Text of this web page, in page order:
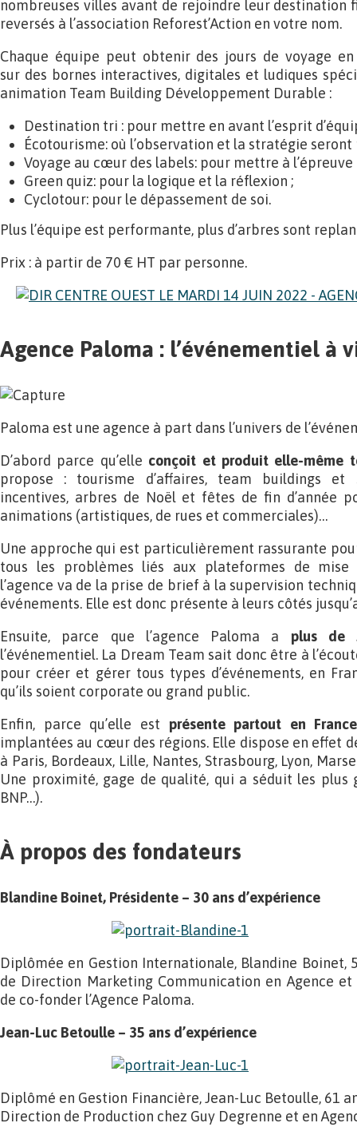
nombreuses villes avant de rejoindre leur destination
reversés à l’association Reforest’Action en votre nom.
Chaque équipe peut obtenir des jours de voyage
sur des bornes interactives, digitales et ludiques
animation Team Building Développement Durable :
Destination tri : pour mettre en avant l’esprit
Écotourisme: où l’observation et la stratégie seront
Voyage au cœur des labels: pour mettre à
Green quiz: pour la logique et la réflexion ;
Cyclotour: pour le dépassement de soi.
Plus l’équipe est performante, plus d’arbres sont
Prix : à partir de 70 € HT par personne.
Agence Paloma : l’événementiel à
Paloma est une agence à part dans l’univers de
D’abord parce qu’elle conçoit et produit elle-même
propose : tourisme d’affaires, team buildings et
incentives, arbres de Noël et fêtes de fin d’année
animations (artistiques, de rues et commerciales)…
Une approche qui est particulièrement rassurante
tous les problèmes liés aux plateformes de
l’agence va de la prise de brief à la supervision
événements. Elle est donc présente à leurs côtés
Ensuite, parce que l’agence Paloma a plus de
l’événementiel. La Dream Team sait donc être à
pour créer et gérer tous types d’événements, en
qu’ils soient corporate ou grand public.
Enfin, parce qu’elle est présente partout en
implantées au cœur des régions. Elle dispose en effet
à Paris, Bordeaux, Lille, Nantes, Strasbourg, Lyon,
Une proximité, gage de qualité, qui a séduit les plus
BNP…).
À propos des fondateurs
Blandine Boinet, Présidente – 30 ans d’expérience
Diplômée en Gestion Internationale, Blandine Boinet,
de Direction Marketing Communication en Agence
de co-fonder l’Agence Paloma.
Jean-Luc Betoulle – 35 ans d’expérience
Diplômé en Gestion Financière, Jean-Luc Betoulle, 61
Direction de Production chez Guy Degrenne et en